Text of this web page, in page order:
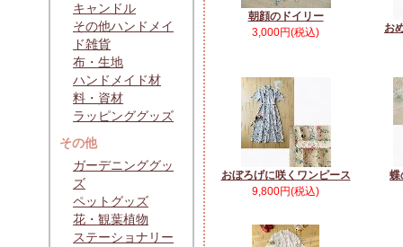
キャンドル
その他ハンドメイ
ド雑貨
布・生地
ハンドメイド材
料・資材
ラッピンググッズ
その他
ガーデニンググッ
ズ
ペットグッズ
花・観葉植物
ステーショナリー
朝顔のドイリー
3,000円(税込)
お
おぼろげに咲くワンピース
9,800円(税込)
蝶